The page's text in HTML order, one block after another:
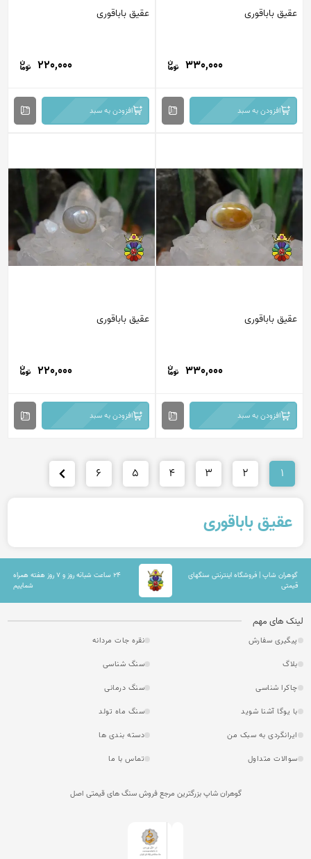
عقیق باباقوری
330,000
افزودن به سبد
عقیق باباقوری
220,000
افزودن به سبد
عقیق باباقوری
330,000
افزودن به سبد
عقیق باباقوری
220,000
افزودن به سبد
1
2
3
4
5
6
عقیق باباقوری
گوهران شاپ | فروشگاه اینترنتی سنگهای
قیمتی
۲۴ ساعت شبانه روز و ۷ روز هفته همراه
شماییم
لینک های مهم
پیگیری سفارش
نقره جات مردانه
بلاگ
سنگ شناسی
چاکرا شناسی
سنگ درمانی
با یوگا آشنا شوید
سنگ ماه تولد
ایرانگردی به سبک من
دسته بندی ها
سوالات متداول
تماس با ما
گوهران شاپ بزرگترین مرجع فروش سنگ های قیمتی اصل